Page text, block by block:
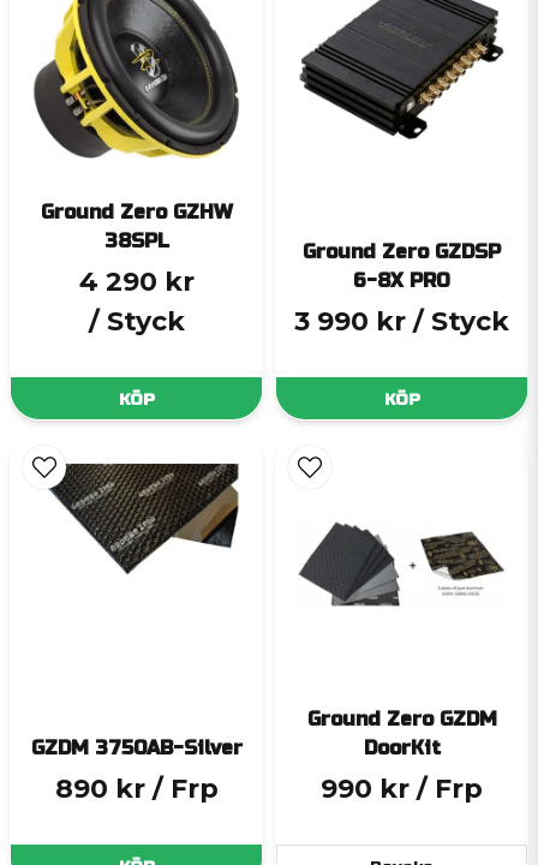
Ground Zero GZHW
38SPL
4 290 kr
/ Styck
KÖP
Ground Zero GZDSP
6-8X PRO
3 990 kr / Styck
KÖP
GZDM 3750AB-Silver
890 kr / Frp
Ground Zero GZDM
DoorKit
990 kr / Frp